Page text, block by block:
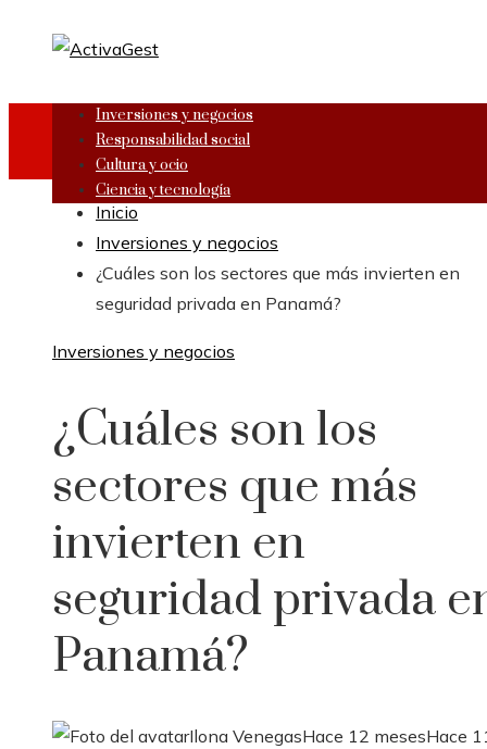
Inversiones y negocios
Responsabilidad social
Cultura y ocio
Ciencia y tecnología
Inicio
Inversiones y negocios
¿Cuáles son los sectores que más invierten en
seguridad privada en Panamá?
Inversiones y negocios
¿Cuáles son los
sectores que más
invierten en
seguridad privada
Panamá?
Ilona VenegasHace 12 mesesHace